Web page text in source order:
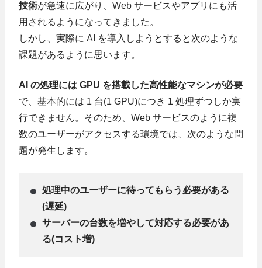
技術が急速に広がり、Web サービスやアプリにも活
用されるようになってきました。
しかし、実際に AI を導入しようとすると次のような
課題があるように思います。
AI の処理には GPU を搭載した高性能なマシンが必要
で、基本的には 1 台(1 GPU)につき 1 処理ずつしか実
行できません。そのため、Web サービスのように複
数のユーザーがアクセスする環境では、次のような問
題が発生します。
処理中のユーザーに待ってもらう必要がある
(遅延)
サーバーの台数を増やして対応する必要があ
る(コスト増)